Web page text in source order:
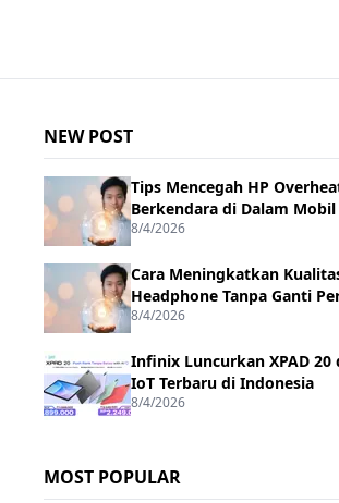
NEW POST
Tips Mencegah HP
Berkendara di Dalam Mobil
8/4/2026
Cara Meningkatkan
Headphone Tanpa Ganti
8/4/2026
Infinix Luncurkan XPAD 20
IoT Terbaru di Indonesia
8/4/2026
MOST POPULAR